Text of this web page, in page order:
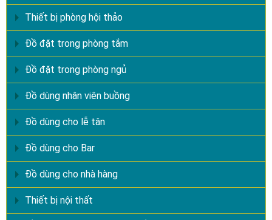
Thiết bị phòng hội thảo
Đồ đặt trong phòng tắm
Đồ đặt trong phòng ngủ
Đồ dùng nhân viên buồng
Đồ dùng cho lễ tân
Đồ dùng cho Bar
Đồ dùng cho nhà hàng
Thiết bị nội thất